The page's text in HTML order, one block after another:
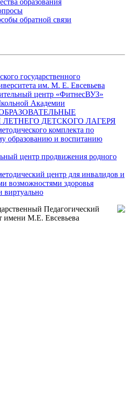
образования
обратной связи
государственного
им. М. Е. Евсевьева
центр «ФитнесВУЗ»
Академии
ДЕТСКОГО ЛАГЕРЯ
комплекта по
образованию и воспитанию
центр продвижения родного
центр для инвалидов и
возможностями здоровья
виртуально
Педагогический
имени М.Е. Евсевьева